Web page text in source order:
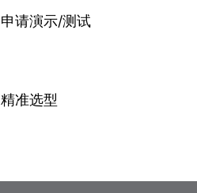
申请演示/测试
精准选型